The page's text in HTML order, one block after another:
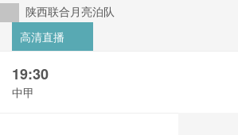
陕西联合月亮泊队
高清直播
19:30
中甲